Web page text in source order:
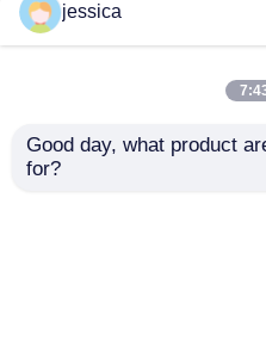
jessica
Good day, what product
for?